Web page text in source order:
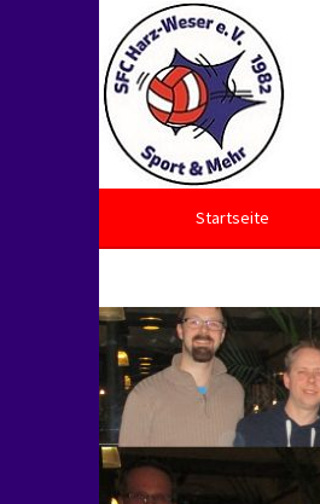
Springe
zum
Inhalt
Startseite